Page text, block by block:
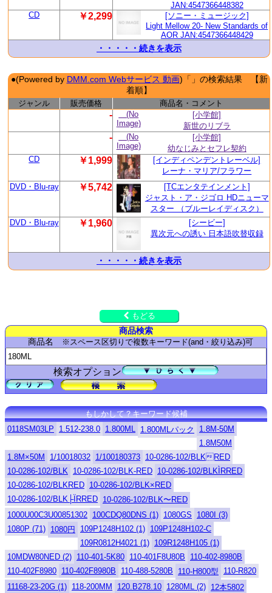
商品検索
商品名
※スペース区切りで複数キーワード(and・絞り込み)可
検索オプション
もしかして？キーワード候補
0118SM03LP
1.512-238.0 1.800ML 1.800MLパック
1.8M-50M
1.8M50M
1.8M×50M
1/10018032 1/100180373 10-0286-102/BLKRED
10-0286-102/BLK 10-0286-102/BLK-RED 10-0286-102/BLKÌRRED
10-0286-102/BLKRED 10-0286-102/BLK×RED
10-0286-102/BLK├ЇRRED 10-0286-102/BLK〜RED
1000U00C3U00851302 100CDQ80DNS (1) 1080GS
1080I (3)
1080P (71) 1080円 109P1248H102 (1) 109P1248H102-C
109R0812H4021 (1) 109R1248H105 (1)
10MDW80NED (2) 110-401-5K80 110-401F8U80B
110-402-8980B
110-402F8980 110-402F8980B 110-488-5280B 110-H800型
110-R820
11168-23-20G (1) 118-200MM 120.B278.10 1280ML (2) 12本5802
JAN:4547366448382
CD
￥2,299
[ソニー・ミュージック]
Light Mellow 20- New Standards of
AOR JAN:4547366448429
・・・・・続きを表示
●(Powered by DMM.com Webサービス 動画)「」の検索結果 【新
着順】
ジャンル 販売価格 商品名・コメント
-
(No
Image)
[小学館]
新世のリブラ
-
(No
Image)
[小学館]
幼なじみとセフレ契約
CD
￥1,999
[インディペンデントレーベル]
レーナ・マリア/フラワー
DVD・Blu-ray
￥5,742
[TCエンタテインメント]
ジャスト・ア・ジゴロ HDニューマ
スター （ブルーレイディスク）
DVD・Blu-ray
￥1,960
[シービー]
異次元への誘い 日本語吹替収録
・・・・・続きを表示
もどる